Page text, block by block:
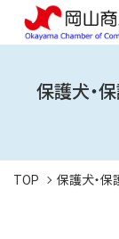
保護犬・
TOP 保護犬・